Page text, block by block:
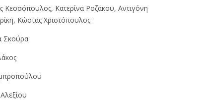
Κεσσόπουλος, Κατερίνα Ροζάκου, Αντιγόνη
Κώστας Χριστόπουλος
Σκούρα